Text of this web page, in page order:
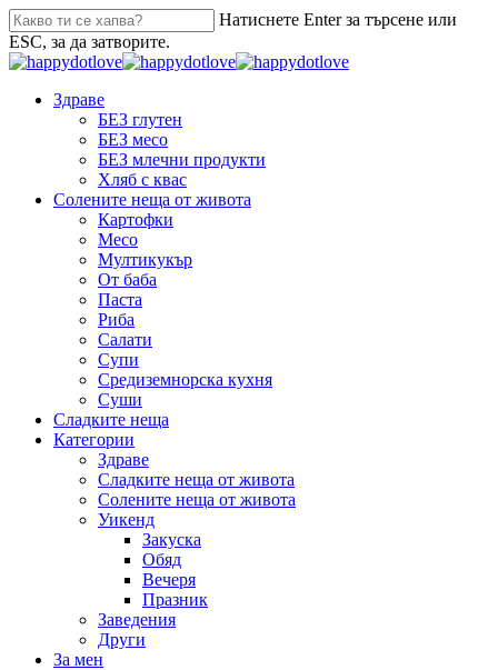
Натиснете Enter за търсене или
ESC, за да затворите.
Здраве
БЕЗ глутен
БЕЗ месо
БЕЗ млечни продукти
Хляб с квас
Солените неща от живота
Картофки
Месо
Мултикукър
От баба
Паста
Риба
Салати
Супи
Средиземнорска кухня
Суши
Сладките неща
Категории
Здраве
Сладките неща от живота
Солените неща от живота
Уикенд
Закуска
Обяд
Вечеря
Празник
Заведения
Други
За мен